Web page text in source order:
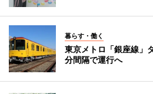
暮らす・働く
東京メトロ「銀座線
分間隔で運行へ